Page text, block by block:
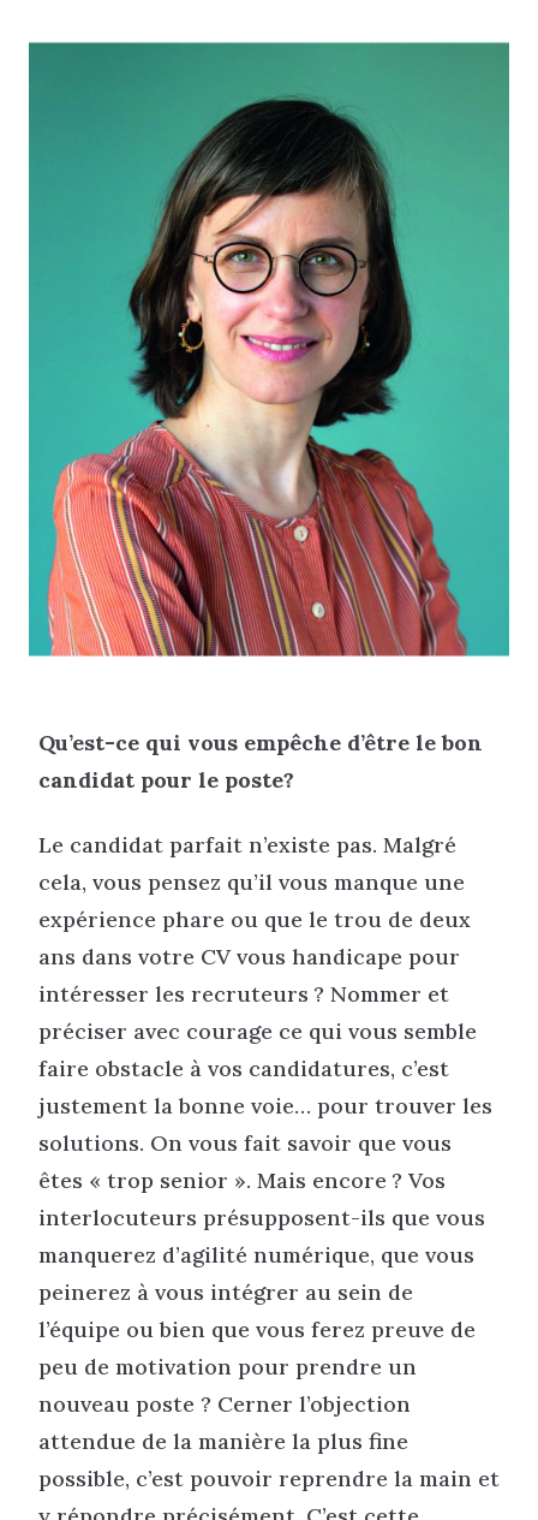
Qu’est-ce qui vous empêche d’être le bon
candidat pour le poste?
Le candidat parfait n’existe pas. Malgré
cela, vous pensez qu’il vous manque une
expérience phare ou que le trou de deux
ans dans votre CV vous handicape pour
intéresser les recruteurs ? Nommer et
préciser avec courage ce qui vous semble
faire obstacle à vos candidatures, c’est
justement la bonne voie… pour trouver les
solutions. On vous fait savoir que vous
êtes « trop senior ». Mais encore ? Vos
interlocuteurs présupposent-ils que vous
manquerez d’agilité numérique, que vous
peinerez à vous intégrer au sein de
l’équipe ou bien que vous ferez preuve de
peu de motivation pour prendre un
nouveau poste ? Cerner l’objection
attendue de la manière la plus fine
possible, c’est pouvoir reprendre la main et